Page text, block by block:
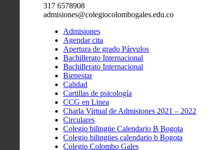
317 6578908
admisiones@colegiocolombogales.edu.co
Admisiones
Agendar cita
Apertura de grado Párvulos
Bachillerato Internacional
Bachillerato Internacional
Bienestar
Calidad
Cartillas de psicología
CCG en Linea
Charla Virtual de Admisiones 2021 – 2022
Circulares
Colegio bilingüe Calendario B Bogota
Colegio bilingües calendario b Bogota
Colegio Colombo Gales